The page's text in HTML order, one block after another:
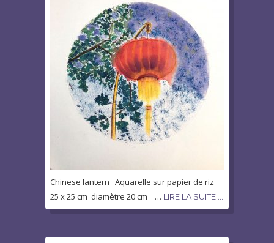
Chinese lantern Aquarelle sur papier de riz
25 x 25 cm diamètre 20 cm … LIRE LA SUITE …